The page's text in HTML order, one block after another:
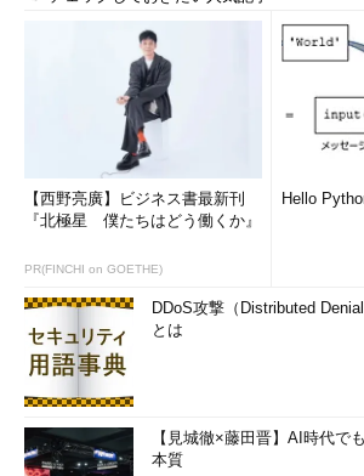
【西野亮廣】ビジネス書最新刊
『北極星 僕たちはどう働くか』
PR(FINCHI on GOETHE)
Hello
DDoS攻撃（Distributed
とは
【見城徹×藤田晋】AI時代で
本質